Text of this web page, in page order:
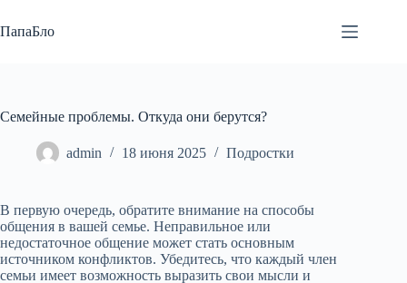
к
сути
ПапаБло
Семейные проблемы. Откуда они берутся?
admin 18 июня 2025 Подростки
В первую очередь, обратите внимание на способы
общения в вашей семье. Неправильное или
недостаточное общение может стать основным
источником конфликтов. Убедитесь, что каждый член
семьи имеет возможность выразить свои мысли и